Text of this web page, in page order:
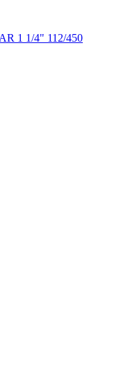
1 1/4" 112/450